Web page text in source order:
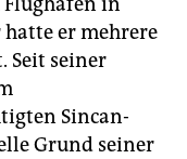
Flughafen in
er mehrere
Seit seiner
Sincan-
Grund seiner